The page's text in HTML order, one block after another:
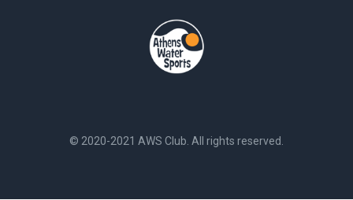
© 2020-2021 AWS Club. All rights reserved.